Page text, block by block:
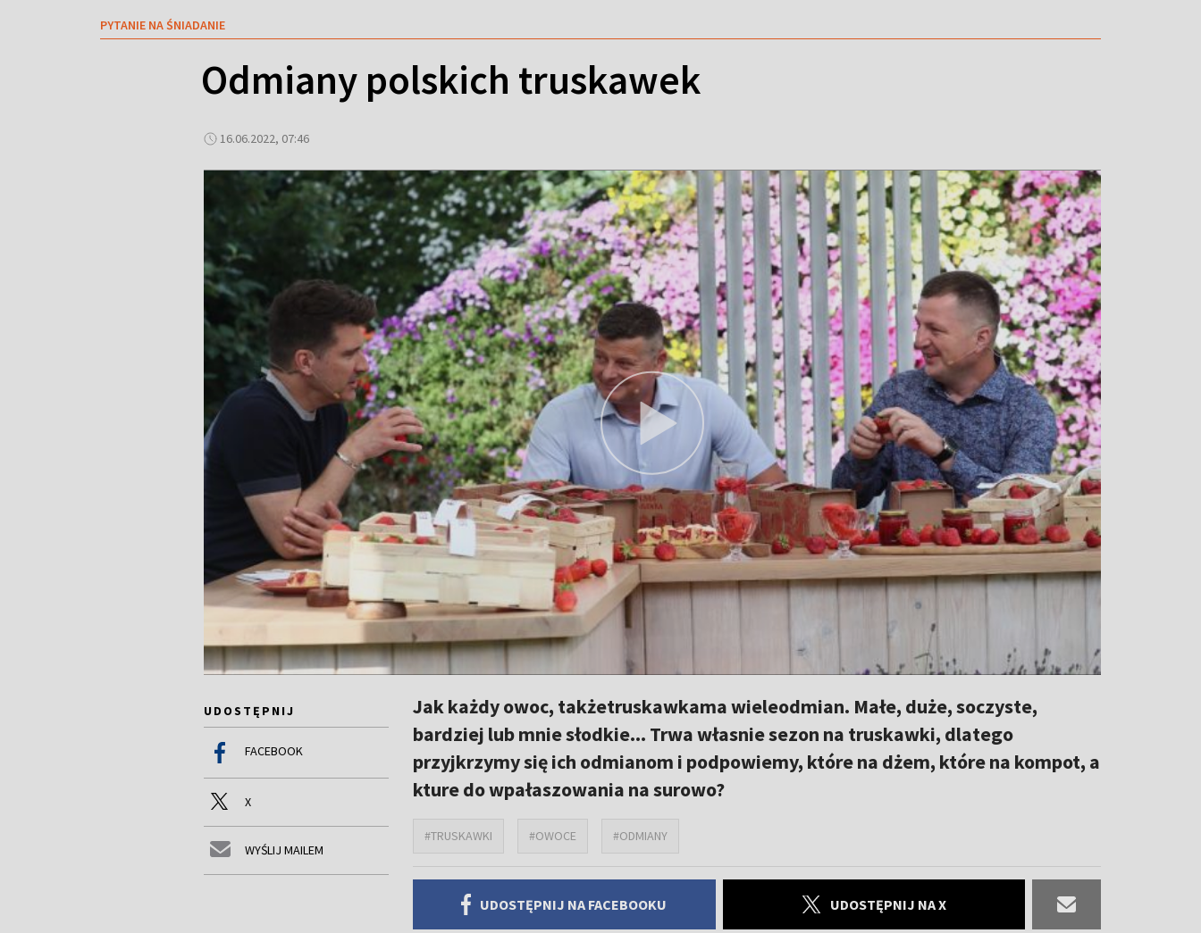
PYTANIE NA ŚNIADANIE
Odmiany polskich truskawek
16.06.2022, 07:46
UDOSTĘPNIJ
FACEBOOK
X
WYŚLIJ MAILEM
Jak każdy owoc, takżetruskawkama wieleodmian. Małe, duże, soczyste,
bardziej lub mnie słodkie... Trwa własnie sezon na truskawki, dlatego
przyjkrzymy się ich odmianom i podpowiemy, które na dżem, które na kompot, a
kture do wpałaszowania na surowo?
#TRUSKAWKI #OWOCE #ODMIANY
UDOSTĘPNIJ NA FACEBOOKU UDOSTĘPNIJ NA X